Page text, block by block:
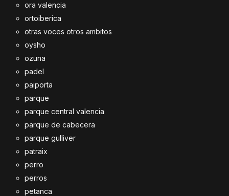
ora valencia
ortoiberica
otras voces otros ambitos
oysho
ozuna
padel
paiporta
parque
parque central valencia
parque de cabecera
parque gulliver
patraix
perro
perros
petanca